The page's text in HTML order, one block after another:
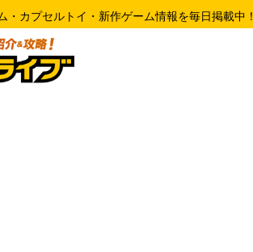
・カプセルトイ・新作ゲーム情報を毎日掲載中！